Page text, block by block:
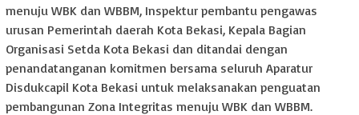
menuju WBK dan WBBM, Inspektur pembantu pengawas
urusan Pemerintah daerah Kota Bekasi, Kepala Bagian
Organisasi Setda Kota Bekasi dan ditandai dengan
penandatanganan komitmen bersama seluruh Aparatur
Disdukcapil Kota Bekasi untuk melaksanakan penguatan
pembangunan Zona Integritas menuju WBK dan WBBM.